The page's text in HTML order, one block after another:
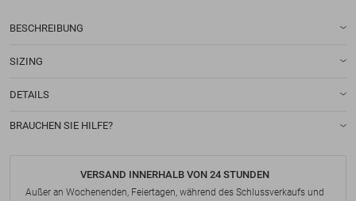
BESCHREIBUNG
SIZING
DETAILS
BRAUCHEN SIE HILFE?
VERSAND INNERHALB VON 24 STUNDEN
Außer an Wochenenden, Feiertagen, während des Schlussverkaufs und